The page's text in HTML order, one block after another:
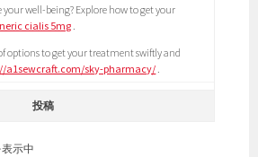
well-being? Explore how to get your
cialis 5mg.
options to get your treatment swiftly and
a1sewcraft.com/sky-pharmacy/ .
投稿
示中